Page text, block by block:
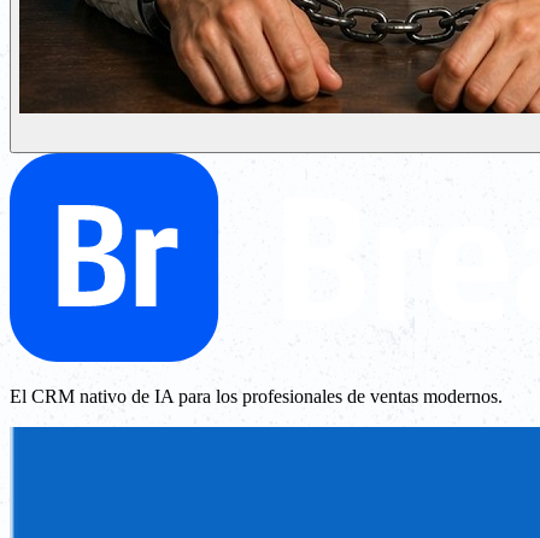
El CRM nativo de IA para los profesionales de ventas modernos.